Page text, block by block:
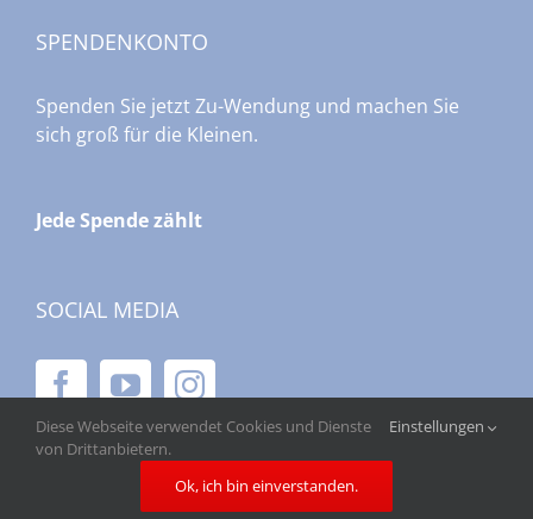
SPENDENKONTO
Spenden Sie jetzt Zu-Wendung und machen Sie
sich groß für die Kleinen.
Jede Spende zählt
SOCIAL MEDIA
Diese Webseite verwendet Cookies und Dienste
von Drittanbietern.
Einstellungen
Ok, ich bin einverstanden.